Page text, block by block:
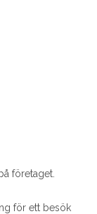
företaget.
för ett besök